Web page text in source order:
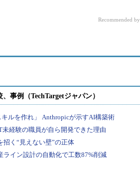
Recommended by